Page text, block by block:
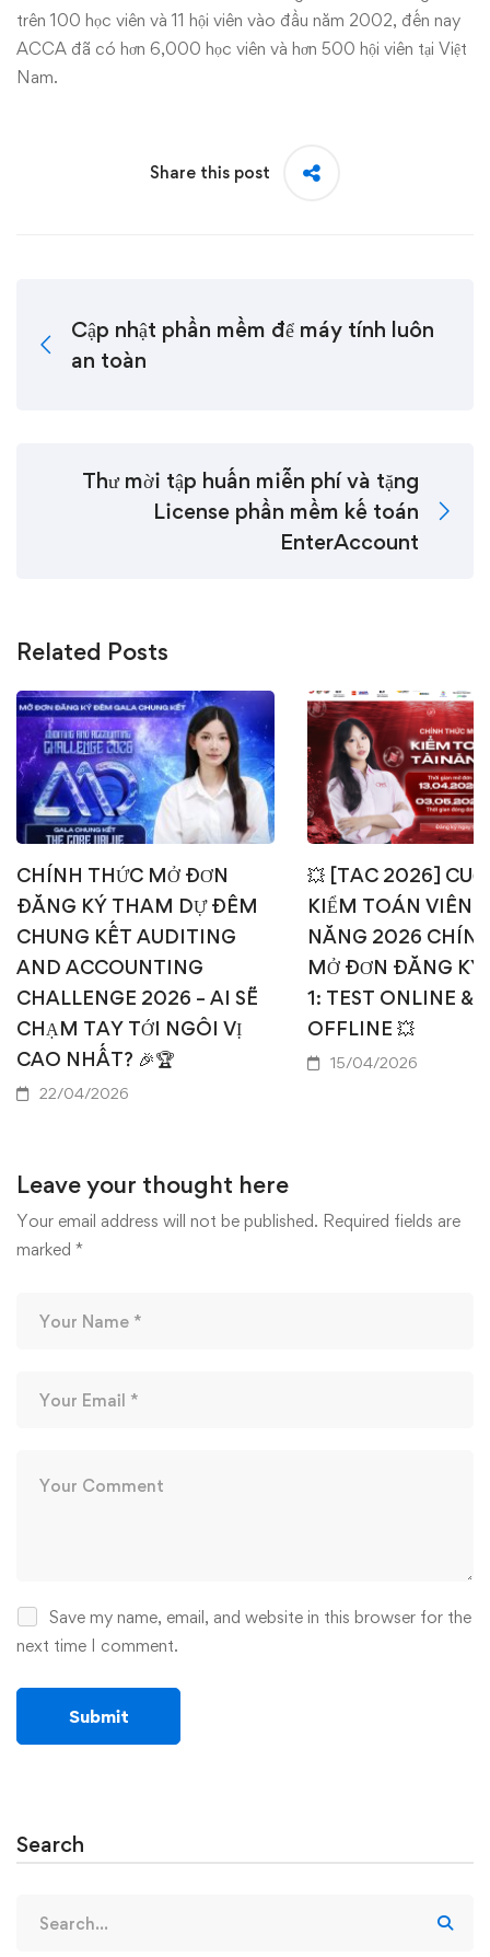
trên 100 học viên và 11 hội viên vào đầu năm 2002, đến nay
ACCA đã có hơn 6,000 học viên và hơn 500 hội viên tại Việt
Nam.
Share this post
Cập nhật phần mềm để máy tính luôn
an toàn
Thư mời tập huấn miễn phí và tặng
License phần mềm kế toán
EnterAccount
Related Posts
CHÍNH THỨC MỞ ĐƠN
ĐĂNG KÝ THAM DỰ ĐÊM
CHUNG KẾT AUDITING
AND ACCOUNTING
CHALLENGE 2026 – AI SẼ
CHẠM TAY TỚI NGÔI VỊ
CAO NHẤT? 🎉🏆
22/04/2026
💥 [TAC 2026]
KIỂM TOÁN VIÊN
NĂNG 2026
MỞ ĐƠN ĐĂNG KÝ
1: TEST ONLINE &
OFFLINE 💥
15/04/2026
Leave your thought here
Your email address will not be published. Required fields are
marked *
Save my name, email, and website in this browser for the
next time I comment.
Search
for: